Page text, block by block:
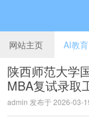
网站主页 AI教
陕西师范大学
MBA复试录取
admin 发布于 2026-03-